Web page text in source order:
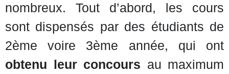
nombreux. Tout d’abord, les cours
sont dispensés par des étudiants de
2ème voire 3ème année, qui ont
obtenu leur concours au maximum